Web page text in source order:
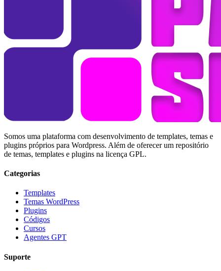
Somos uma plataforma com desenvolvimento de templates, temas e
plugins próprios para Wordpress. Além de oferecer um repositório
de temas, templates e plugins na licença GPL.
Categorias
Templates
Temas WordPress
Plugins
Códigos
Cursos
Agentes GPT
Suporte